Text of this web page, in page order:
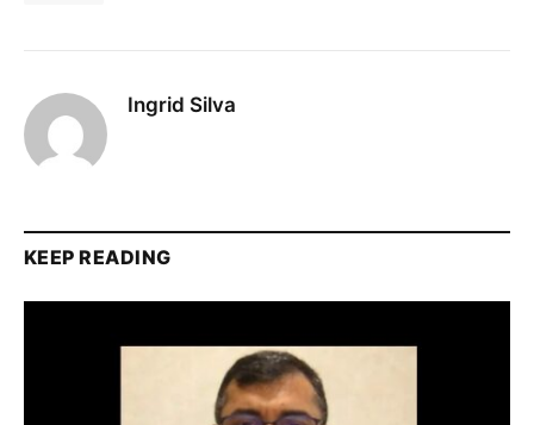
Ingrid Silva
KEEP READING